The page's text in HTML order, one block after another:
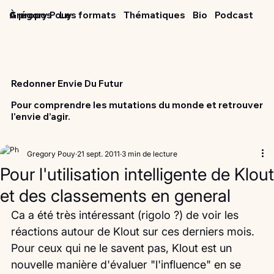
Grégory Pouy
À propos Les formats Thématiques Podcast
Bio
Redonner Envie Du Futur
Pour comprendre les mutations du monde et retrouver
l'envie d’agir.
Pour l'utilisation intelligente de Klout
et des classements en general
Gregory Pouy 21 sept. 2011 3 min de lecture
Ca a été très intéressant (rigolo ?) de voir les
réactions autour de Klout sur ces derniers mois.
Pour ceux qui ne le savent pas, Klout est un
nouvelle manière d'évaluer "l'influence" en se